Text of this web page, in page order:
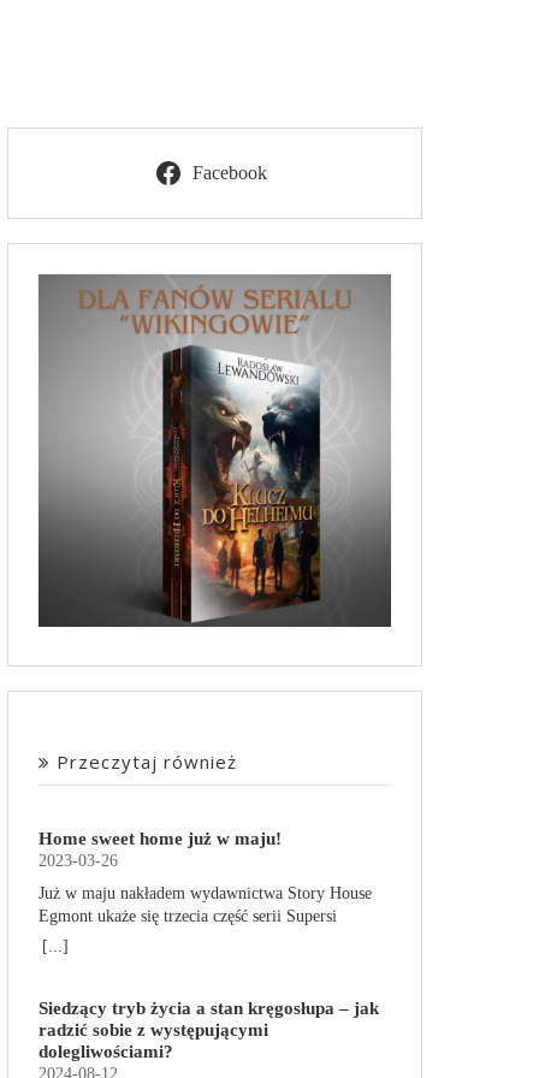
Facebook
Przeczytaj również
Home sweet home już w maju!
2023-03-26
Już w maju nakładem wydawnictwa Story House
Egmont ukaże się trzecia część serii Supersi
scenarzysty Frederic Maupome. Ten tom nosi tytuł
obdarzone supermocami i wspomagane przez
robota o imieniu Al. Są rozdarte między chęcią
prowadzenia normalnego życia wśród ludzi a
[...]
Siedzący tryb życia a stan kręgosłupa – jak
radzić sobie z występującymi
dolegliwościami?
2024-08-12